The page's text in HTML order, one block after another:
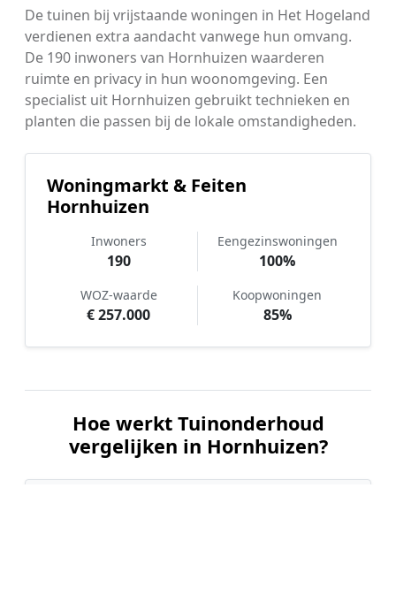
De tuinen bij vrijstaande woningen in Het Hogeland
verdienen extra aandacht vanwege hun omvang.
De 190 inwoners van Hornhuizen waarderen
ruimte en privacy in hun woonomgeving. Een
specialist uit Hornhuizen gebruikt technieken en
planten die passen bij de lokale omstandigheden.
Woningmarkt & Feiten
Hornhuizen
Inwoners
190
Eengezinswoningen
100%
WOZ-waarde
€ 257.000
Koopwoningen
85%
Hoe werkt Tuinonderhoud
vergelijken in Hornhuizen?